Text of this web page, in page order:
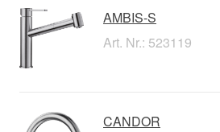
AMBIS-S
Art. Nr.: 523119
CANDOR